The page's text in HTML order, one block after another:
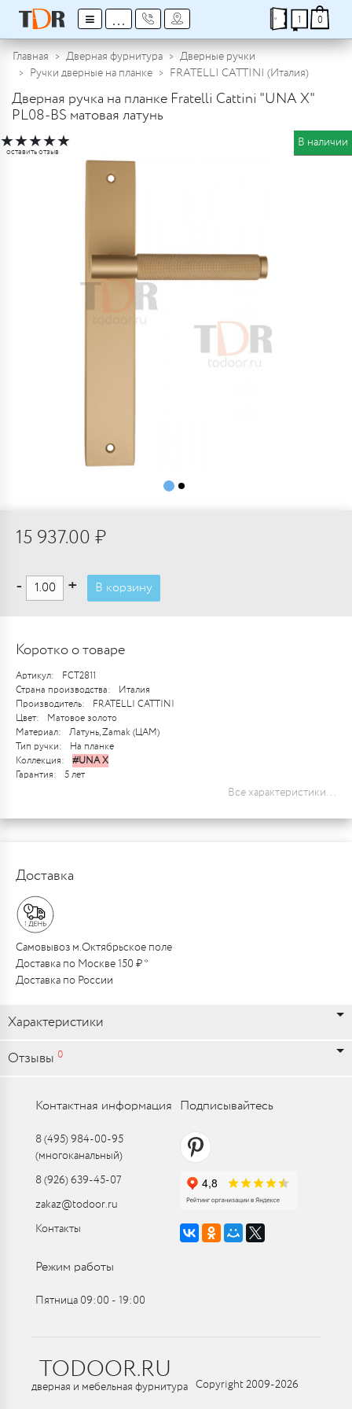
≡ ... 1 0
Главная Дверная фурнитура
Дверные ручки
Ручки дверные на планке
FRATELLI CATTINI (Италия)
Дверная ручка на планке Fratelli Cattini "UNA X"
PL08-BS матовая латунь
★★★★★
оставить отзыв
В наличии
15 937.00 ₽
- + В корзину
Коротко о товаре
Артикул:
FCT2811
Страна производства:
Италия
Производитель:
FRATELLI CATTINI
Цвет:
Матовое золото
Материал:
Латунь, Zamak (ЦАМ)
Тип ручки:
На планке
Коллекция:
#UNA X
Гарантия:
5 лет
Все характеристики...
Доставка
Самовывоз м.Октябрьское поле
Доставка по Москве 150 ₽ *
Доставка по России
Характеристики
Отзывы 0
Контактная информация
8 (495) 984-00-95
(многоканальный)
8 (926) 639-45-07
zakaz@todoor.ru
Контакты
Подписывайтесь
Режим работы
Пятница 09:00 ‑ 19:00
TODOOR.RU
дверная и мебельная фурнитура Copyright 2009-2026